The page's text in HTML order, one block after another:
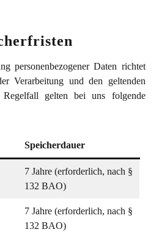
personenbezogener Daten richtet
Verarbeitung und den geltenden
Regelfall gelten bei uns folgende
Speicherdauer
7 Jahre (erforderlich, nach §
132 BAO)
7 Jahre (erforderlich, nach §
132 BAO)